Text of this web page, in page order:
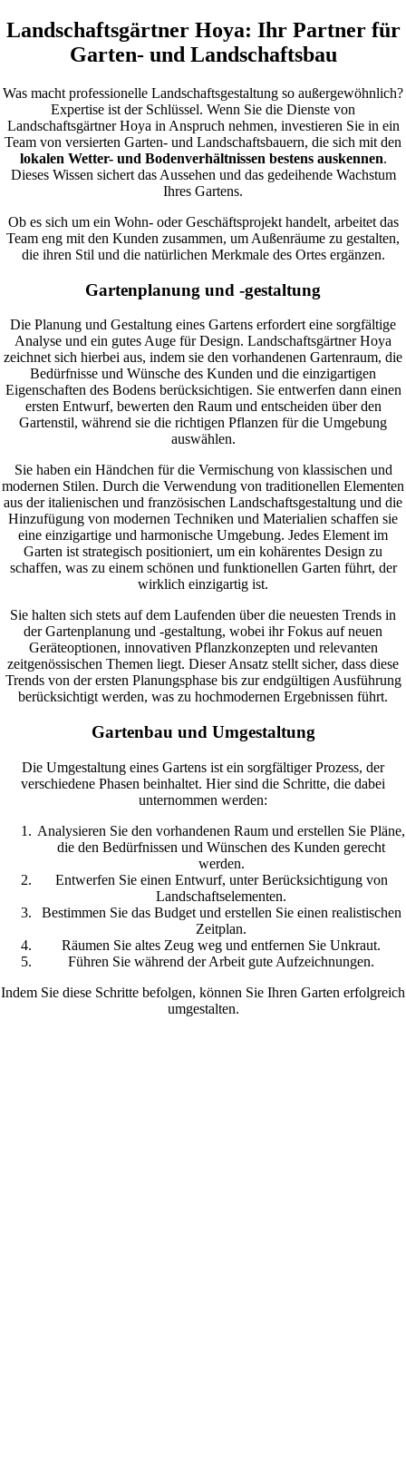
Landschaftsgärtner Hoya: Ihr Partner für
Garten- und Landschaftsbau
Was macht professionelle Landschaftsgestaltung so außergewöhnlich?
Expertise ist der Schlüssel. Wenn Sie die Dienste von
Landschaftsgärtner Hoya in Anspruch nehmen, investieren Sie in ein
Team von versierten Garten- und Landschaftsbauern, die sich mit den
lokalen Wetter- und Bodenverhältnissen bestens auskennen.
Dieses Wissen sichert das Aussehen und das gedeihende Wachstum
Ihres Gartens.
Ob es sich um ein Wohn- oder Geschäftsprojekt handelt, arbeitet das
Team eng mit den Kunden zusammen, um Außenräume zu gestalten,
die ihren Stil und die natürlichen Merkmale des Ortes ergänzen.
Gartenplanung und -gestaltung
Die Planung und Gestaltung eines Gartens erfordert eine sorgfältige
Analyse und ein gutes Auge für Design. Landschaftsgärtner Hoya
zeichnet sich hierbei aus, indem sie den vorhandenen Gartenraum, die
Bedürfnisse und Wünsche des Kunden und die einzigartigen
Eigenschaften des Bodens berücksichtigen. Sie entwerfen dann einen
ersten Entwurf, bewerten den Raum und entscheiden über den
Gartenstil, während sie die richtigen Pflanzen für die Umgebung
auswählen.
Sie haben ein Händchen für die Vermischung von klassischen und
modernen Stilen. Durch die Verwendung von traditionellen Elementen
aus der italienischen und französischen Landschaftsgestaltung und die
Hinzufügung von modernen Techniken und Materialien schaffen sie
eine einzigartige und harmonische Umgebung. Jedes Element im
Garten ist strategisch positioniert, um ein kohärentes Design zu
schaffen, was zu einem schönen und funktionellen Garten führt, der
wirklich einzigartig ist.
Sie halten sich stets auf dem Laufenden über die neuesten Trends in
der Gartenplanung und -gestaltung, wobei ihr Fokus auf neuen
Geräteoptionen, innovativen Pflanzkonzepten und relevanten
zeitgenössischen Themen liegt. Dieser Ansatz stellt sicher, dass diese
Trends von der ersten Planungsphase bis zur endgültigen Ausführung
berücksichtigt werden, was zu hochmodernen Ergebnissen führt.
Gartenbau und Umgestaltung
Die Umgestaltung eines Gartens ist ein sorgfältiger Prozess, der
verschiedene Phasen beinhaltet. Hier sind die Schritte, die dabei
unternommen werden:
Analysieren Sie den vorhandenen Raum und erstellen Sie Pläne,
die den Bedürfnissen und Wünschen des Kunden gerecht
werden.
Entwerfen Sie einen Entwurf, unter Berücksichtigung von
Landschaftselementen.
Bestimmen Sie das Budget und erstellen Sie einen realistischen
Zeitplan.
Räumen Sie altes Zeug weg und entfernen Sie Unkraut.
Führen Sie während der Arbeit gute Aufzeichnungen.
Indem Sie diese Schritte befolgen, können Sie Ihren Garten erfolgreich
umgestalten.